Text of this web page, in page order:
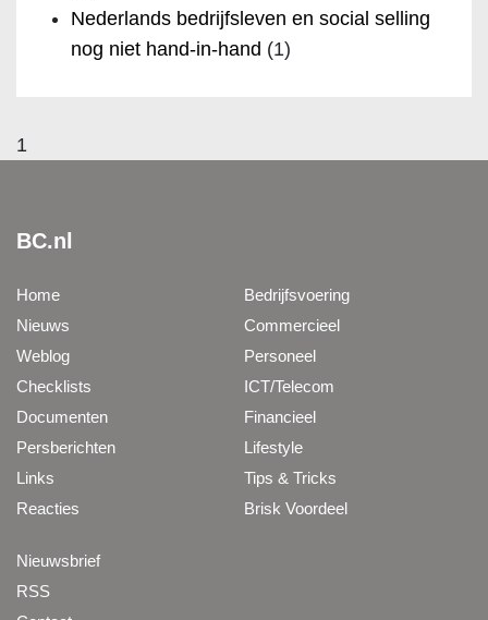
Nederlands bedrijfsleven en social selling
nog niet hand-in-hand (1)
1
BC.nl
Home
Nieuws
Weblog
Checklists
Documenten
Persberichten
Links
Reacties
Bedrijfsvoering
Commercieel
Personeel
ICT/Telecom
Financieel
Lifestyle
Tips & Tricks
Brisk Voordeel
Nieuwsbrief
RSS